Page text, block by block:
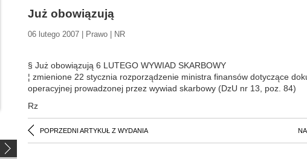
Już obowiązują
06 lutego 2007 | Prawo | NR
§ Już obowiązują 6 LUTEGO WYWIAD SKARBOWY
¦ zmienione 22 stycznia rozporządzenie ministra finansów dotyczące
operacyjnej prowadzonej przez wywiad skarbowy (DzU nr 13, poz. 84)
Rz
POPRZEDNI ARTYKUŁ Z WYDANIA